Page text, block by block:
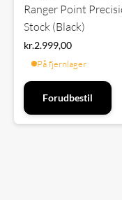
Ranger Point
Stock (Black)
kr.2.999,00
På fjernlager
Forudbestil